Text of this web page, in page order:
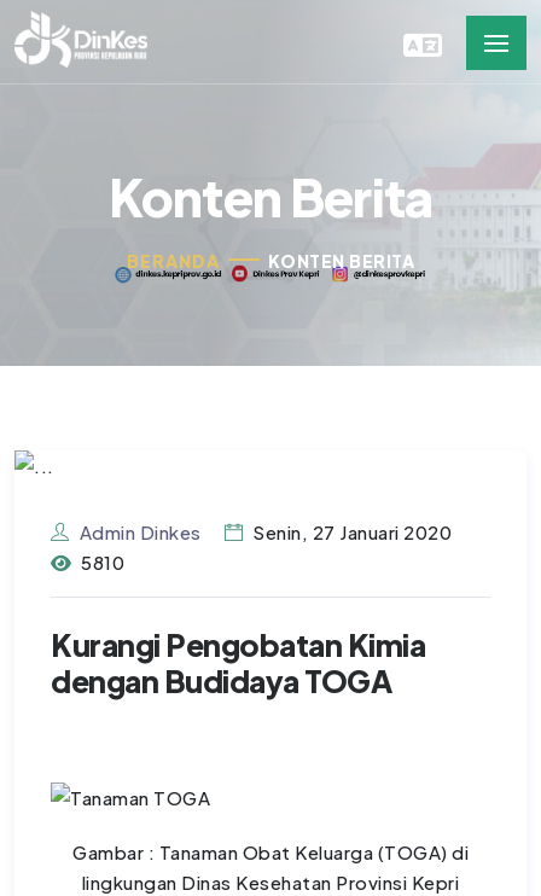
Konten Berita
BERANDA KONTEN BERITA
Admin Dinkes
Senin, 27 Januari 2020
5810
Kurangi Pengobatan Kimia
dengan Budidaya TOGA
Gambar : Tanaman Obat Keluarga (TOGA) di
lingkungan Dinas Kesehatan Provinsi Kepri